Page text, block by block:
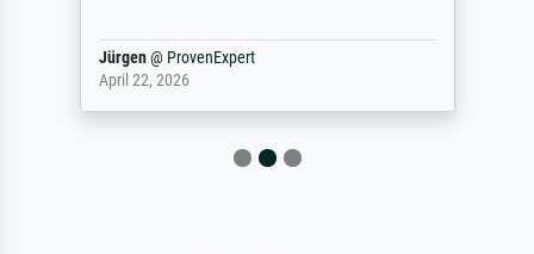
Jürgen@ ProvenExpert
April 22, 2026